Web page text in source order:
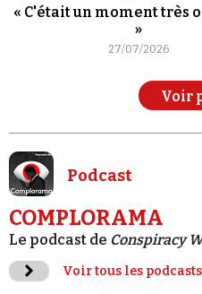
« C'était un moment très
»
27/07/2026
Voir
Podcast
COMPLORAMA
Le podcast de Conspiracy
Voir tous les podcasts